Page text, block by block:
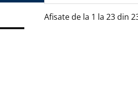
Afisate de la 1 la 23 din